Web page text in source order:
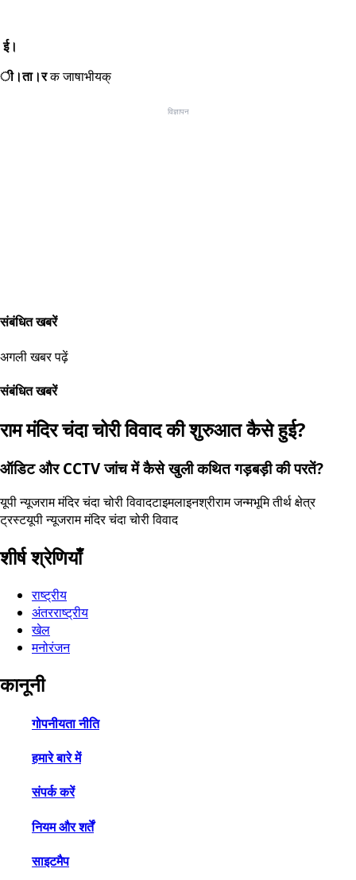
ई।
ी।ता।रक जाषाभीयक्
विज्ञापन
संबंधित खबरें
अगली खबर पढ़ें
संबंधित खबरें
राम मंदिर चंदा चोरी विवाद की शुरुआत कैसे हुई?
ऑडिट और CCTV जांच में कैसे खुली कथित गड़बड़ी की परतें?
यूपी न्यूजराम मंदिर चंदा चोरी विवादटाइमलाइनश्रीराम जन्मभूमि तीर्थ क्षेत्र
ट्रस्टयूपी न्यूजराम मंदिर चंदा चोरी विवाद
शीर्ष श्रेणियाँ
राष्ट्रीय
अंतरराष्ट्रीय
खेल
मनोरंजन
कानूनी
गोपनीयता नीति
हमारे बारे में
संपर्क करें
नियम और शर्तें
साइटमैप